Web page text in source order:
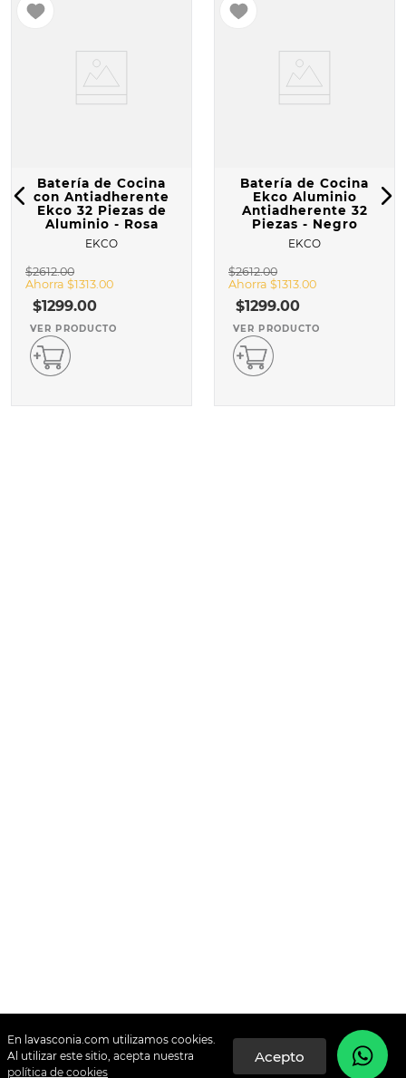
En lavasconia.com utilizamos cookies.
Al utilizar este sitio, acepta nuestra
política de cookies
Batería de Cocina
con Antiadherente
Ekco 32 Piezas de
Aluminio - Rosa
EKCO
$2612.00
Ahorra $1313.00
$1299.00
VER PRODUCTO
Batería de Cocina
Ekco Aluminio
Antiadherente 32
Piezas - Negro
EKCO
$2612.00
Ahorra $1313.00
$1299.00
VER PRODUCTO